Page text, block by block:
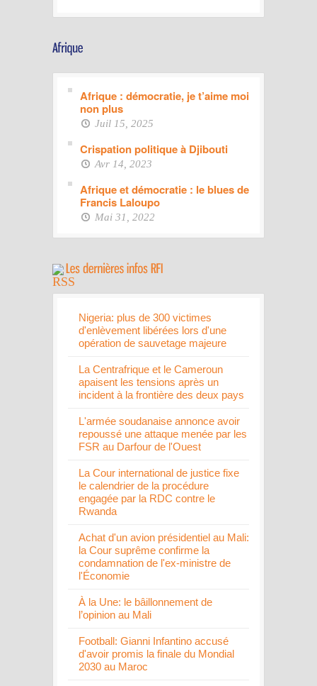
Afrique : démocratie, je t’aime moi
non plus
Juil 15, 2025
Crispation politique à Djibouti
Avr 14, 2023
Afrique et démocratie : le blues de
Francis Laloupo
Mai 31, 2022
Nigeria: plus de 300 victimes
d'enlèvement libérées lors d'une
opération de sauvetage majeure
La Centrafrique et le Cameroun
apaisent les tensions après un
incident à la frontière des deux pays
L'armée soudanaise annonce avoir
repoussé une attaque menée par les
FSR au Darfour de l'Ouest
La Cour international de justice fixe
le calendrier de la procédure
engagée par la RDC contre le
Rwanda
Achat d'un avion présidentiel au Mali:
la Cour suprême confirme la
condamnation de l'ex-ministre de
l'Économie
À la Une: le bâillonnement de
l’opinion au Mali
Football: Gianni Infantino accusé
d'avoir promis la finale du Mondial
2030 au Maroc